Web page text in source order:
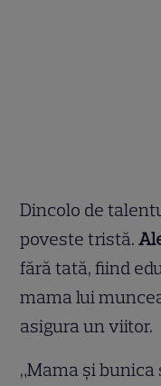
Dincolo de
poveste tristă.
fără tată, fiind
mama lui
asigura un viitor.
„Mama și